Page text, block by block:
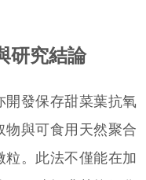
研究結論
發保存甜菜葉抗氧
物與可食用天然聚合
。此法不僅能在加